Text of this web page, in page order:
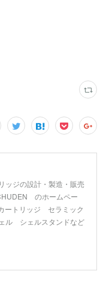
ッジの設計・製造・販売
のホームペー
ートリッジ セラミック
ル シェルスタンドなど